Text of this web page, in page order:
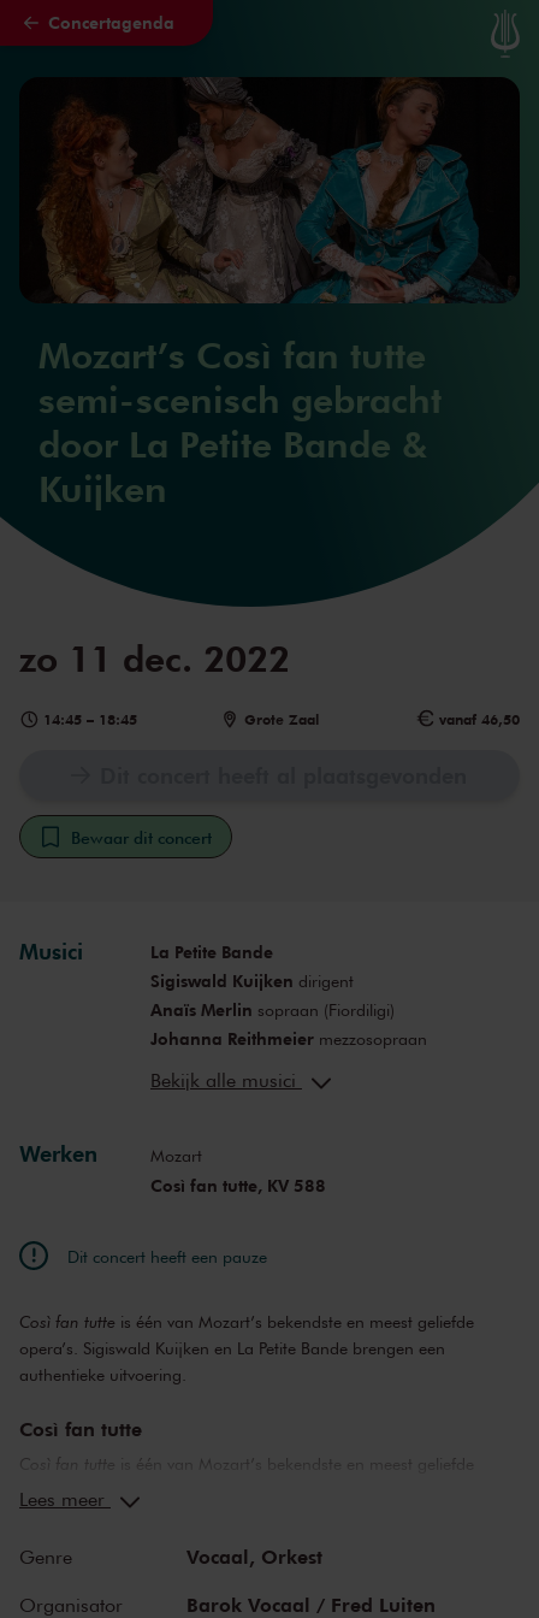
Naar hoofdcontent
Concertagenda
Mozart’s Così fan tutte
semi-scenisch gebracht
door La Petite Bande &
Kuijken
zo 11 dec. 2022
14:45 – 18:45 Grote Zaal vanaf 46,50
Bewaar dit concert
Musici
La Petite Bande
Sigiswald Kuijken dirigent
Anaïs Merlin sopraan (Fiordiligi)
Johanna Reithmeiermezzosopraan
Mayan Goldenfeldsopraan (Despina)
Anthony Rivera
Guillern Batlloribas (Don Alfonso)
Bekijk alle musici
Werken Mozart
Così fan tutte, KV 588
Dit concert heeft een pauze
Così fan tutte is één van Mozart’s bekendste en meest geliefde
opera’s. Sigiswald Kuijken en La Petite Bande brengen een
authentieke uitvoering.
Così fan tutte
Così fan tutte
is één van Mozart’s bekendste en meest geliefde
opera’s. Deze (integrale) semi-scenische uitvoering is uniek in de
kostumering.
Così fan tuttebetekent: zo zijn ze allemaal (de
ondertitel
ossia La scuola degli amanti
betekent: of de leerschool der
Lees meer
Genre Vocaal, Orkest
Organisator
Barok Vocaal / Fred Luiten